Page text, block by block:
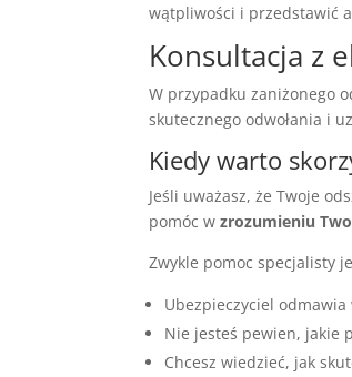
wątpliwości i przedstawić
Konsultacja z
W przypadku zaniżonego
skutecznego odwołania i
Kiedy warto
Jeśli uważasz, że Twoje
pomóc wzrozumieniu
Zwykle pomoc specjalisty
Ubezpieczyciel
Nie jesteś pewien, jakie
Chcesz wiedzieć, jak